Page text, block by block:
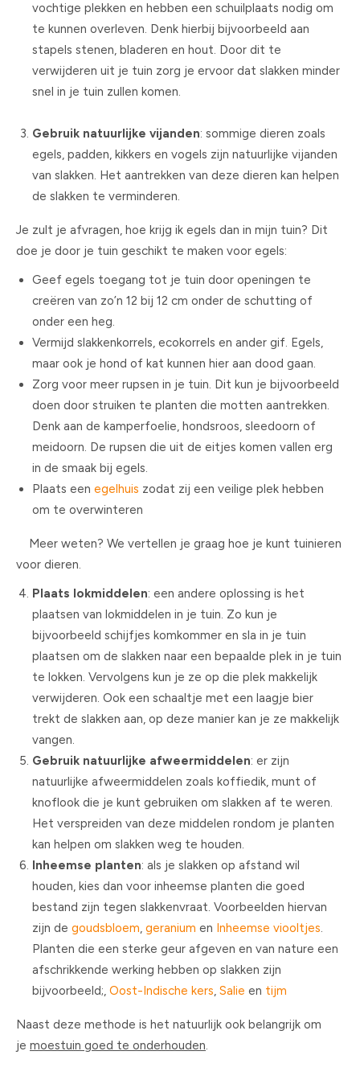
vochtige plekken en hebben een schuilplaats nodig om
te kunnen overleven. Denk hierbij bijvoorbeeld aan
stapels stenen, bladeren en hout. Door dit te
verwijderen uit je tuin zorg je ervoor dat slakken minder
snel in je tuin zullen komen.
Gebruik natuurlijke vijanden: sommige dieren zoals
egels, padden, kikkers en vogels zijn natuurlijke vijanden
van slakken. Het aantrekken van deze dieren kan helpen
de slakken te verminderen.
Je zult je afvragen, hoe krijg ik egels dan in mijn tuin? Dit
doe je door je tuin geschikt te maken voor egels:
Geef egels toegang tot je tuin door openingen te
creëren van zo’n 12 bij 12 cm onder de schutting of
onder een heg.
Vermijd slakkenkorrels, ecokorrels en ander gif. Egels,
maar ook je hond of kat kunnen hier aan dood gaan.
Zorg voor meer rupsen in je tuin. Dit kun je bijvoorbeeld
doen door struiken te planten die motten aantrekken.
Denk aan de kamperfoelie, hondsroos, sleedoorn of
meidoorn. De rupsen die uit de eitjes komen vallen erg
in de smaak bij egels.
Plaats een egelhuis zodat zij een veilige plek hebben
om te overwinteren
Meer weten? We vertellen je graag hoe je kunt tuinieren
voor dieren.
Plaats lokmiddelen: een andere oplossing is het
plaatsen van lokmiddelen in je tuin. Zo kun je
bijvoorbeeld schijfjes komkommer en sla in je tuin
plaatsen om de slakken naar een bepaalde plek in je tuin
te lokken. Vervolgens kun je ze op die plek makkelijk
verwijderen. Ook een schaaltje met een laagje bier
trekt de slakken aan, op deze manier kan je ze makkelijk
vangen.
Gebruik natuurlijke afweermiddelen: er zijn
natuurlijke afweermiddelen zoals koffiedik, munt of
knoflook die je kunt gebruiken om slakken af te weren.
Het verspreiden van deze middelen rondom je planten
kan helpen om slakken weg te houden.
Inheemse planten: als je slakken op afstand wil
houden, kies dan voor inheemse planten die goed
bestand zijn tegen slakkenvraat. Voorbeelden hiervan
zijn de goudsbloem, geranium en Inheemse viooltjes.
Planten die een sterke geur afgeven en van nature een
afschrikkende werking hebben op slakken zijn
bijvoorbeeld;, Oost-Indische kers, Salie en tijm
Naast deze methode is het natuurlijk ook belangrijk om
je moestuin goed te onderhouden.